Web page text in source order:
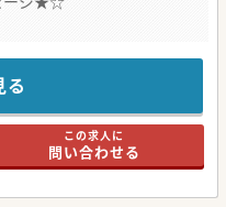
お応えする為に、この度
のご経験を発揮してくだ
をお持ちの先生は是非お
き方を調整していくスタ
の希望の働き方などござ
さい。
る
この求人に
問い合わせる